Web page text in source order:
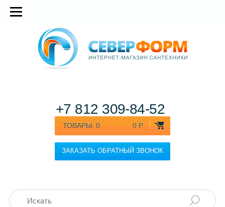
ТОВАРЫ: 0 0 Р.
ЗАКАЗАТЬ ОБРАТНЫЙ ЗВОНОК
+7 812 309-84-52